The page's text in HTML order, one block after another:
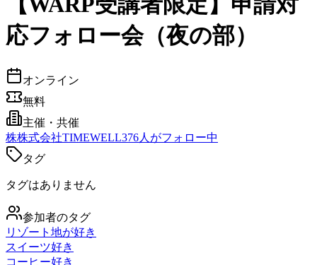
応フォロー会（夜の部）
オンライン
無料
主催・共催
株株式会社TIMEWELL376人がフォロー中
タグ
タグはありません
参加者のタグ
リゾート地が好き
スイーツ好き
コーヒー好き